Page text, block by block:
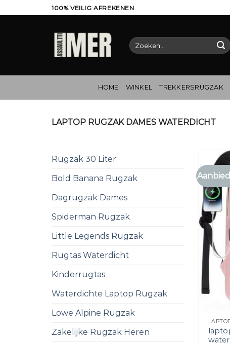
naar
100% VEILIG AFREKENEN
Zoeken
naar:
HOME WINKEL TREKKERSRUGZAK
LAPTOP RUGZAK DAMES WATERDICHT
Rugzak 30 Liter
Bold Banana Rugzak
Dagrugzak Dames
Spiderman Rugzak
Little Legends Rugzak
Rugtas Waterdicht
Kinderrugtas
Waterdichte Laptop Rugzak
Lowe Alpine Rugzak
Zakelijke Rugzak Heren